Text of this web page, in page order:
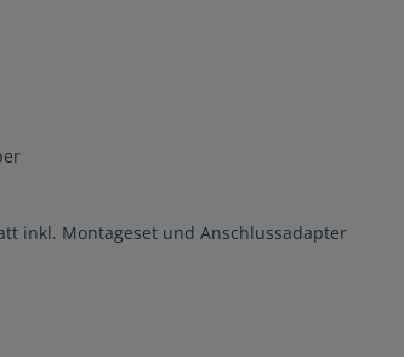
inkl. Montageset und Anschlussadapter